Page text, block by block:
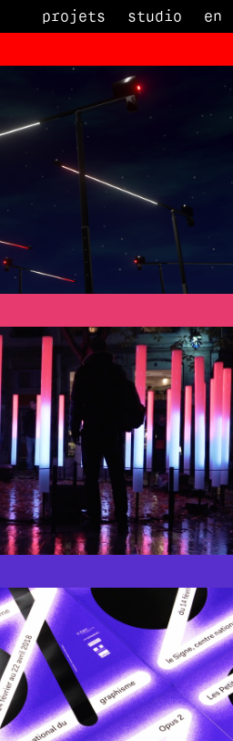
projets studio en